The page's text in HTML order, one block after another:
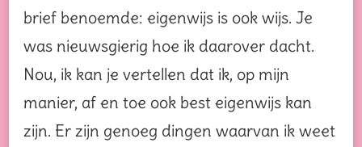
brief benoemde: eigenwijs is ook wijs. Je
was nieuwsgierig hoe ik daarover dacht.
Nou, ik kan je vertellen dat ik, op mijn
manier, af en toe ook best eigenwijs kan
zijn. Er zijn genoeg dingen waarvan ik weet